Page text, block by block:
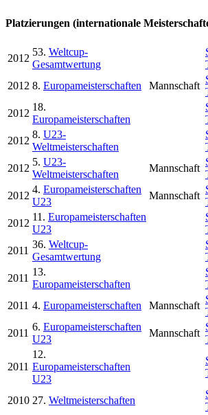
Platzierungen (internationale
2012
53. Weltcup-
Gesamtwertung
2012 8. Europameisterschaften Mannschaft
2012
18.
Europameisterschaften
2012
8. U23-
Weltmeisterschaften
2012
5. U23-
Weltmeisterschaften
Mannschaft
2012
4. Europameisterschaften
U23
Mannschaft
2012
11. Europameisterschaften
U23
2011
36. Weltcup-
Gesamtwertung
2011
13.
Europameisterschaften
2011 4. Europameisterschaften Mannschaft
2011
6. Europameisterschaften
U23
Mannschaft
2011
12.
Europameisterschaften
U23
2010 27. Weltmeisterschaften